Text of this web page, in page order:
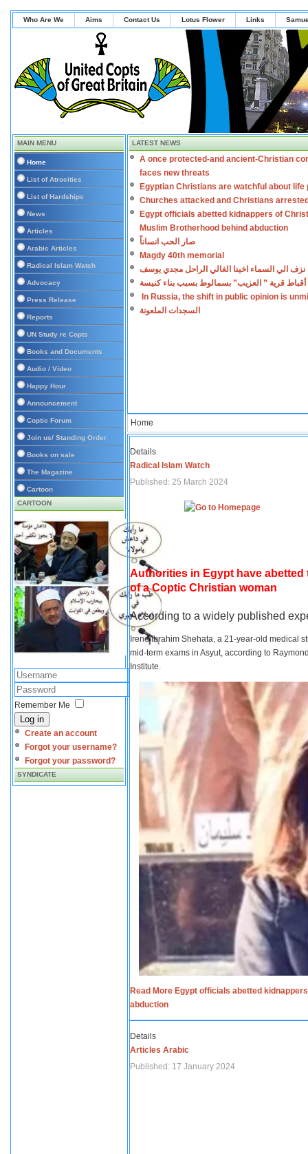
Who Are We Aims Contact Us Lotus Flower Links
MAIN MENU
Home
List of Atrocities
List of Hardships
News
Articles
Arabic Articles
Radical Islam Watch
Advocacy
Press Release
Reports
UN Study re Copts
Books and Documents
Audio / Video
Happy Hour
Announcement
Coptic Forum
Join us/ Standing Order
Books on sale
The Magazine
Cartoon
CARTOON
Remember Me
Log in
Create an account
Forgot your username?
Forgot your password?
SYNDICATE
LATEST NEWS
A once protected-and ancient-Christian
faces new threats
Egyptian Christians are watchful about life
Churches attacked and Christians
Egypt officials abetted kidnappers of
Muslim Brotherhood behind abduction
صار الحب انساناً
Magdy 40th memorial
نزف الي السماء اخينا الغالي الراحل مجدي يوسف
أقباط قرية ” العزيب” بسمالوط بسبب بناء كنيسة
In Russia, the shift in public opinion is
السجدات الملعونة
Home
Details
Radical Islam Watch
Published: 25 March 2024
Authorities in Egypt have
of a Coptic Christian woman
According to a widely published
Irene Ibrahim Shehata, a 21-year-old medical
mid-term exams in Asyut, according to
Institute.
Read More Egypt officials abetted
abduction
Details
Articles Arabic
Published: 17 January 2024